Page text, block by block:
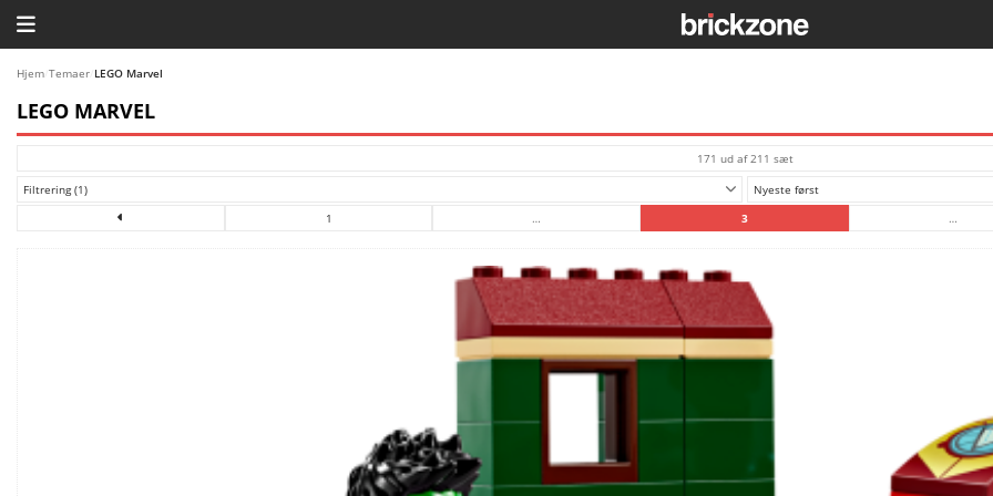
HJEM
TEMAER
LEGO FAVORITTER
Hjem Temaer LEGO Marvel
LEGO MARVEL
1 … 3 …
171 ud af 211 sæt
Filtrering (1)
Nyeste først